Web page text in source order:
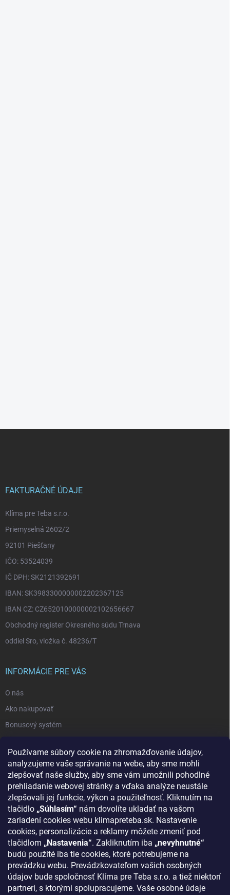
Používame súbory cookie na zhromažďovanie údajov,
analyzujeme vaše správanie na webe, aby sme mohli
zlepšovať naše služby, aby sme vám umožnili pohodlné
prehliadanie webovej stránky a vďaka analýze neustále
zlepšovali jej funkcie, výkon a použiteľnosť. Kliknutím na
tlačidlo „Súhlasím“ nám dovolíte ukladať na vašom
zariadení cookies webu klimapreteba.sk. Nastavenie
cookies, personalizácie a reklamy môžete zmeniť pod
tlačidlom „Nastavenia“. Zakliknutím iba „nevyhnutné“
budú použité iba tie cookies, ktoré potrebujeme na
prevádzku webu. Prevádzkovateľom vašich osobných
údajov bude spoločnosť Klíma pre Teba s.r.o. a tiež niektorí
partneri, s ktorými spolupracujeme. Vaše osobné údaje
FAKTURAČNÉ ÚDAJE
Klíma pre Teba s.r.o.
Priemyselná 2602/2
92101 Piešťany
IČO: 53524039
IČ DPH: SK2121392691
IBAN: SK3983300000002202367125
IBAN CZ: CZ6520100000002102656667
Obchodný register Okresného súdu Trnava
oddiel Sro, vložka č. 48236/T
INFORMÁCIE PRE VÁS
O nás
Ako nakupovať
Bonusový systém
Blog - najnovšie články
Obchodné podmienky
Podmienky ochrany osobných údajov
Odstúpenie od zmluvy
Kontakty
KONTAKT
klima@klimapreteba.sk